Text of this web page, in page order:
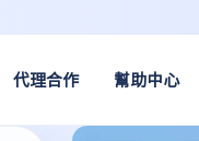
代理合作 幫助中心